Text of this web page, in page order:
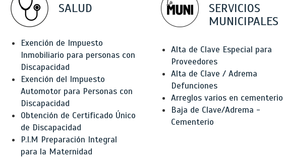
SALUD
Exención de Impuesto
Inmobiliario para personas con
Discapacidad
Exención del Impuesto
Automotor para Personas con
Discapacidad
Obtención de Certificado Único
de Discapacidad
P.I.M Preparación Integral
para la Maternidad
SERVICIOS
MUNICIPALES
Alta de Clave Especial para
Proveedores
Alta de Clave / Adrema
Defunciones
Arreglos varios en cementerio
Baja de Clave/Adrema -
Cementerio